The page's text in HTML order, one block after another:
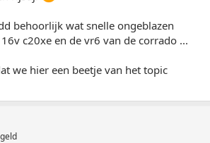
behoorlijk wat snelle ongeblazen
c20xe en de vr6 van de corrado ...
we hier een beetje van het topic